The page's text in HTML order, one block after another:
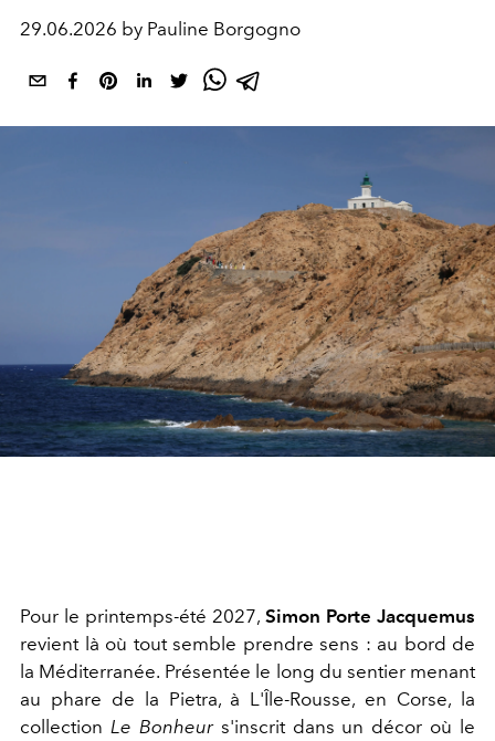
29.06.2026 by Pauline Borgogno
Pour le printemps-été 2027, Simon Porte Jacquemus
revient là où tout semble prendre sens : au bord de
la Méditerranée. Présentée le long du sentier menant
au phare de la Pietra, à L'Île-Rousse, en Corse, la
collection Le Bonheur s'inscrit dans un décor où le